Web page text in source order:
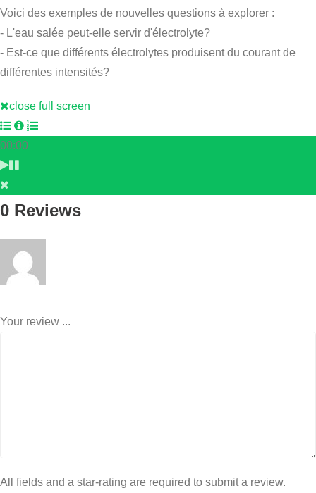
Voici des exemples de nouvelles questions à explorer :
- L'eau salée peut-elle servir d'électrolyte?
- Est-ce que différents électrolytes produisent du courant de
différentes intensités?
close full screen
00:00
0 Reviews
Your review ...
All fields and a star-rating are required to submit a review.